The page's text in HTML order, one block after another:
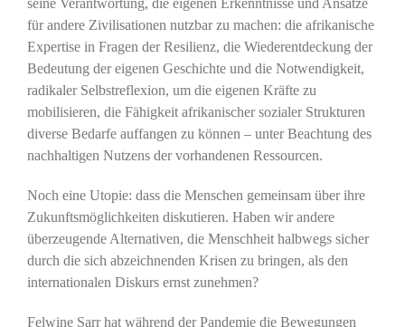
für andere Zivilisationen nutzbar zu machen: die afrikanische
Expertise in Fragen der Resilienz, die Wiederentdeckung der
Bedeutung der eigenen Geschichte und die Notwendigkeit,
radikaler Selbstreflexion, um die eigenen Kräfte zu
mobilisieren, die Fähigkeit afrikanischer sozialer Strukturen
diverse Bedarfe auffangen zu können – unter Beachtung des
nachhaltigen Nutzens der vorhandenen Ressourcen.
Noch eine Utopie: dass die Menschen gemeinsam über ihre
Zukunftsmöglichkeiten diskutieren. Haben wir andere
überzeugende Alternativen, die Menschheit halbwegs sicher
durch die sich abzeichnenden Krisen zu bringen, als den
internationalen Diskurs ernst zunehmen?
Felwine Sarr hat während der Pandemie die Bewegungen